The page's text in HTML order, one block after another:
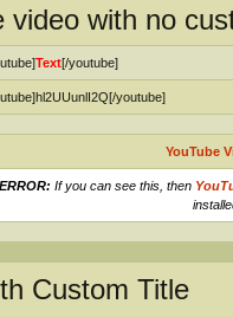
video with no
Text[/youtube]
youtube]
YouTube
ERROR: If you can see this, then
Custom Title